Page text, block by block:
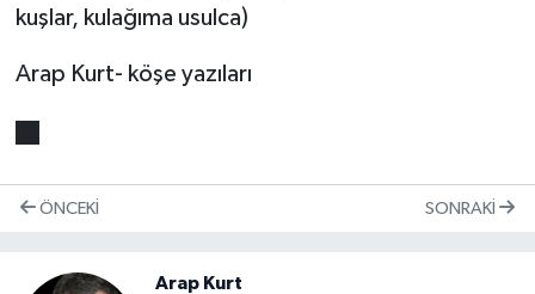
kuşlar, kulağıma usulca)
Arap Kurt- köşe yazıları
ÖNCEKI SONRAKI
Arap Kurt